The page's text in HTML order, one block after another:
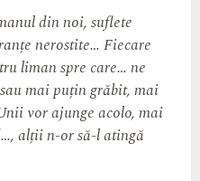
din noi, suflete
nerostite… Fiecare
liman spre care… ne
mai puțin grăbit, mai
vor ajunge acolo, mai
alții n-or să-l atingă